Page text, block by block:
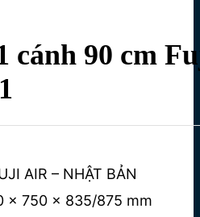
cánh 90 cm
AIR – NHẬT BẢN
x 750 x 835/875 mm